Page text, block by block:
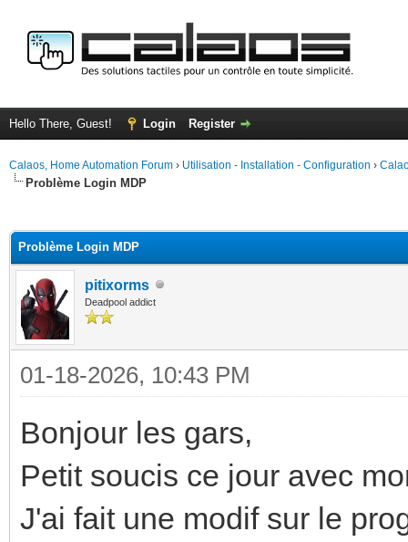
Hello There, Guest! Login Register
Calaos, Home Automation Forum › Utilisation - Installation - Configuration ›
Problème Login MDP
Problème Login MDP
pitixorms
Deadpool addict
01-18-2026, 10:43 PM
Bonjour les gars,
Petit soucis ce jour avec
J'ai fait une modif sur le